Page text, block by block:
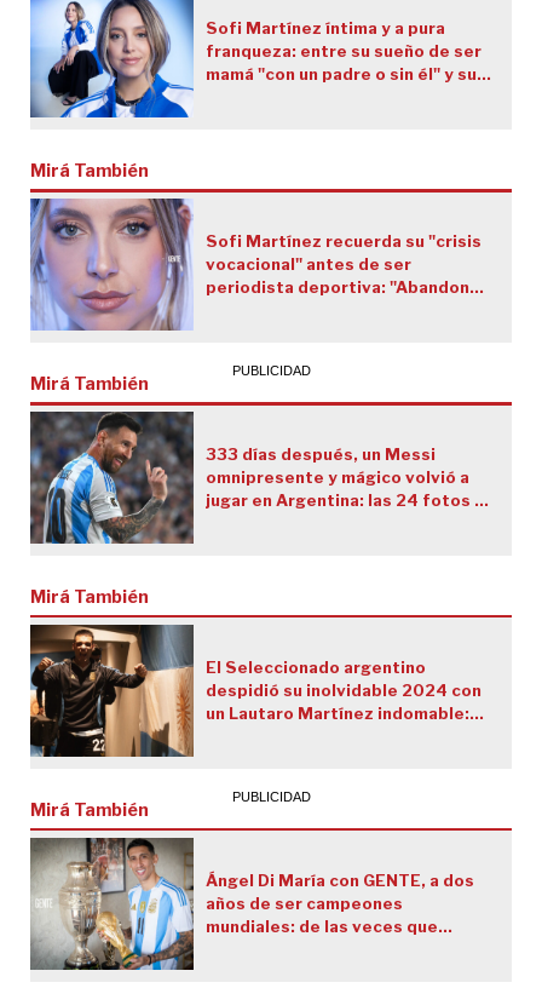
Sofi Martínez íntima y a pura
franqueza: entre su sueño de ser
mamá "con un padre o sin él" y su
Mirá También
Sofi Martínez recuerda su "crisis
vocacional" antes de ser
periodista deportiva: "Abandoné
Mirá También
333 días después, un Messi
omnipresente y mágico volvió a
jugar en Argentina: las 24 fotos y
Mirá También
El Seleccionado argentino
despidió su inolvidable 2024 con
un Lautaro Martínez indomable:
Maradona
Mirá También
Ángel Di María con GENTE, a dos
años de ser campeones
mundiales: de las veces que